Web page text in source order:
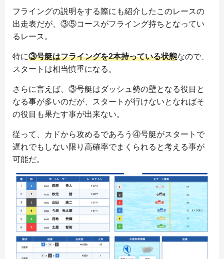
フライングの説明をする際にも紹介したこのレースの
出走表だが、③⑤コースがフライング持ちとなってい
るレース。
特に③号艇はフライングを2本持っている状態なので、
スタートは相当慎重になる。
さらに言えば、③号艇はダッシュ勢の壁となる役目と
なる事が多いのだが、スタートが行けないとなればそ
の役目も果たす事が出来ない。
従って、カドから攻めるであろう④号艇がスタートで
遅れでもしない限り高確率でまくられると考える事が
可能だ。